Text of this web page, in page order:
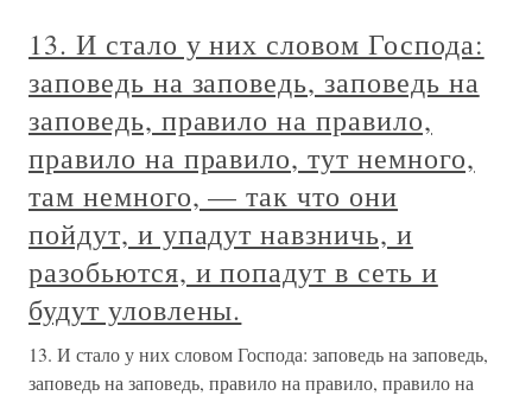
13. И стало у них словом Господа:
заповедь на заповедь, заповедь на
заповедь, правило на правило,
правило на правило, тут немного,
там немного, — так что они
пойдут, и упадут навзничь, и
разобьются, и попадут в сеть и
будут уловлены.
13. И стало у них словом Господа: заповедь на заповедь,
заповедь на заповедь, правило на правило, правило на